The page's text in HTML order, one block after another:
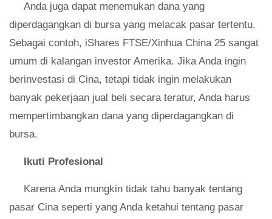
Anda juga dapat menemukan dana yang
diperdagangkan di bursa yang melacak pasar tertentu.
Sebagai contoh, iShares FTSE/Xinhua China 25 sangat
umum di kalangan investor Amerika. Jika Anda ingin
berinvestasi di Cina, tetapi tidak ingin melakukan
banyak pekerjaan jual beli secara teratur, Anda harus
mempertimbangkan dana yang diperdagangkan di
bursa.
Ikuti Profesional
Karena Anda mungkin tidak tahu banyak tentang
pasar Cina seperti yang Anda ketahui tentang pasar